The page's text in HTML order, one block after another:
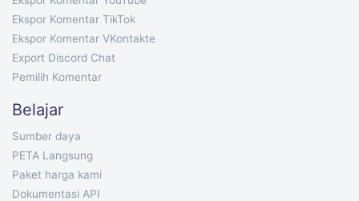
Ekspor Komentar TikTok
Ekspor Komentar VKontakte
Export Discord Chat
Pemilih Komentar
Belajar
Sumber daya
PETA Langsung
Paket harga kami
Dokumentasi API